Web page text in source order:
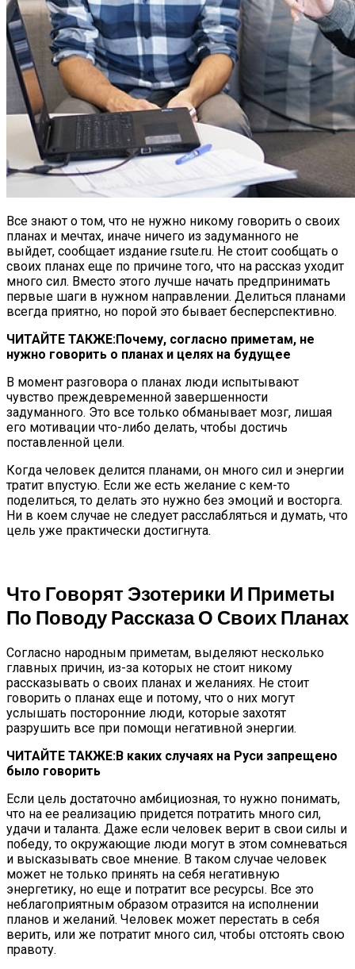
Лучшие Android Смартфоны 2023
Все знают о том, что не нужно никому говорить о своих
планах и мечтах, иначе ничего из задуманного не
выйдет, сообщает издание rsute.ru. Не стоит сообщать о
своих планах еще по причине того, что на рассказ уходит
много сил. Вместо этого лучше начать предпринимать
первые шаги в нужном направлении. Делиться планами
всегда приятно, но порой это бывает бесперспективно.
ЧИТАЙТЕ ТАКЖЕ:Почему, согласно приметам, не
нужно говорить о планах и целях на будущее
В момент разговора о планах люди испытывают
чувство преждевременной завершенности
задуманного. Это все только обманывает мозг, лишая
его мотивации что-либо делать, чтобы достичь
поставленной цели.
Когда человек делится планами, он много сил и энергии
тратит впустую. Если же есть желание с кем-то
поделиться, то делать это нужно без эмоций и восторга.
Ни в коем случае не следует расслабляться и думать, что
цель уже практически достигнута.
Что Говорят Эзотерики И Приметы
По Поводу Рассказа О Своих Планах
Согласно народным приметам, выделяют несколько
главных причин, из-за которых не стоит никому
рассказывать о своих планах и желаниях. Не стоит
говорить о планах еще и потому, что о них могут
услышать посторонние люди, которые захотят
разрушить все при помощи негативной энергии.
ЧИТАЙТЕ ТАКЖЕ:В каких случаях на Руси запрещено
было говорить
Если цель достаточно амбициозная, то нужно понимать,
что на ее реализацию придется потратить много сил,
удачи и таланта. Даже если человек верит в свои силы и
победу, то окружающие люди могут в этом сомневаться
и высказывать свое мнение. В таком случае человек
может не только принять на себя негативную
энергетику, но еще и потратит все ресурсы. Все это
неблагоприятным образом отразится на исполнении
планов и желаний. Человек может перестать в себя
верить, или же потратит много сил, чтобы отстоять свою
правоту.